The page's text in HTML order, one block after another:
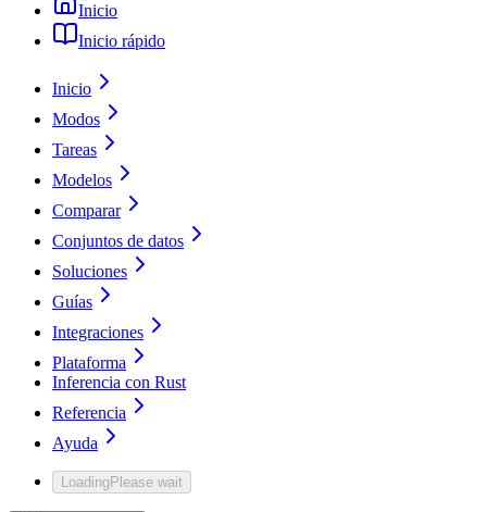
Inicio
Inicio rápido
Inicio
Modos
Tareas
Modelos
Comparar
Conjuntos de datos
Soluciones
Guías
Integraciones
Plataforma
Inferencia con Rust
Referencia
Ayuda
LoadingPlease wait